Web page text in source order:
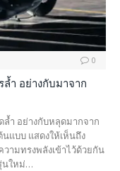
0
อย่างกับมาจาก
ล้ำ อย่างกับหลุดมากจาก
แบบ แสดงให้เห็นถึง
ามทรงพลังเข้าไว้ด้วยกัน
นใหม่…